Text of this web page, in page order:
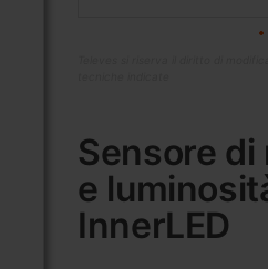
Sensore
e
InnerLED
della
galleria
di
immagini